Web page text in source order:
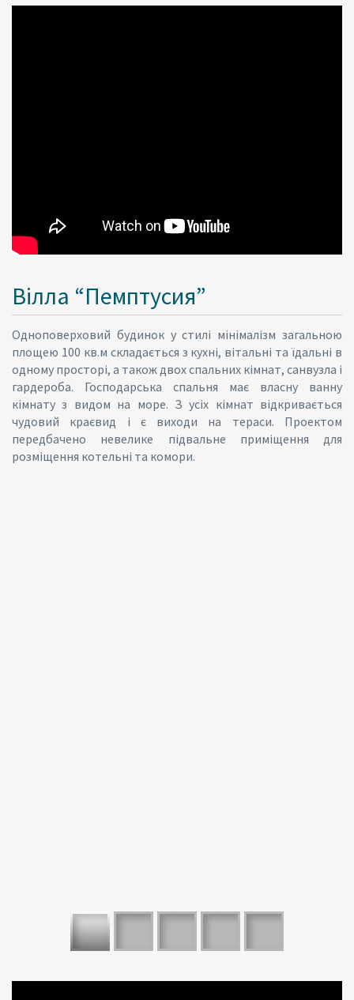
Вілла “Пемптусия”
Одноповерховий будинок у стилі мінімалізм загальною
площею 100 кв.м складається з кухні, вітальні та їдальні в
одному просторі, а також двох спальних кімнат, санвузла і
гардероба. Господарська спальня має власну ванну
кімнату з видом на море. З усіх кімнат відкривається
чудовий краєвид і є виходи на тераси. Проектом
передбачено невелике підвальне приміщення для
розміщення котельні та комори.